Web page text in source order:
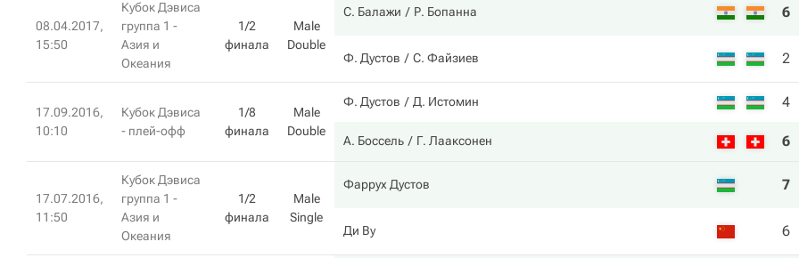
08.04.2017,
15:50
Кубок Дэвиса
группа 1 -
Азия и
Океания
1/2
финала
Male
Double
С. Балажи Р. Бопанна 6
Ф. Дустов С. Файзиев 2
17.09.2016,
10:10
Кубок Дэвиса
- плей-офф
1/8
финала
Male
Double
Ф. Дустов Д. Истомин 4
А. Боссель Г. Лааксонен 6
17.07.2016,
11:50
Кубок Дэвиса
группа 1 -
Азия и
Океания
1/2
финала
Male
Single
Фаррух Дустов 7
Ди Ву 6